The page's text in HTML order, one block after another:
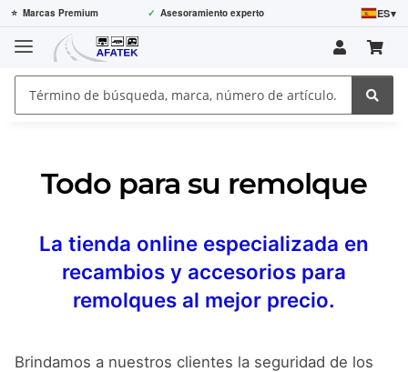
⭐ Marcas Premium ✓ Asesoramiento experto ES▾
Todo para su remolque
La tienda online especializada en
recambios y accesorios para
remolques al mejor precio.
Brindamos a nuestros clientes la seguridad de los